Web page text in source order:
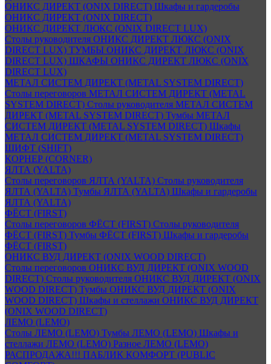
ОНИКС ДИРЕКТ (ONIX DIRECT) Шкафы и гардеробы
ОНИКС ДИРЕКТ (ONIX DIRECT)
ОНИКС ДИРЕКТ ЛЮКС (ONIX DIRECT LUX)
Столы руководителя ОНИКС ДИРЕКТ ЛЮКС (ONIX
DIRECT LUX) ТУМБЫ ОНИКС ДИРЕКТ ЛЮКС (ONIX
DIRECT LUX) ШКАФЫ ОНИКС ДИРЕКТ ЛЮКС (ONIX
DIRECT LUX)
МЕТАЛ СИСТЕМ ДИРЕКТ (METAL SYSTEM DIRECT)
Столы переговоров МЕТАЛ СИСТЕМ ДИРЕКТ (METAL
SYSTEM DIRECT) Столы руководителя МЕТАЛ СИСТЕМ
ДИРЕКТ (METAL SYSTEM DIRECT) Тумбы МЕТАЛ
СИСТЕМ ДИРЕКТ (METAL SYSTEM DIRECT) Шкафы
МЕТАЛ СИСТЕМ ДИРЕКТ (METAL SYSTEM DIRECT)
ШИФТ (SHIFT)
КОРНЕР (CORNER)
ЯЛТА (YALTA)
Столы переговоров ЯЛТА (YALTA) Столы руководителя
ЯЛТА (YALTA) Тумбы ЯЛТА (YALTA) Шкафы и гардеробы
ЯЛТА (YALTA)
ФЁСТ (FIRST)
Столы переговоров ФЁСТ (FIRST) Столы руководителя
ФЁСТ (FIRST) Тумбы ФЁСТ (FIRST) Шкафы и гардеробы
ФЁСТ (FIRST)
ОНИКС ВУД ДИРЕКТ (ONIX WOOD DIRECT)
Столы переговоров ОНИКС ВУД ДИРЕКТ (ONIX WOOD
DIRECT) Столы руководителя ОНИКС ВУД ДИРЕКТ (ONIX
WOOD DIRECT) Тумбы ОНИКС ВУД ДИРЕКТ (ONIX
WOOD DIRECT) Шкафы и стеллажи ОНИКС ВУД ДИРЕКТ
(ONIX WOOD DIRECT)
ЛЕМО (LEMO)
Столы ЛЕМО (LEMO) Тумбы ЛЕМО (LEMO) Шкафы и
стеллажи ЛЕМО (LEMO) Разное ЛЕМО (LEMO)
РАСПРОДАЖА!!! ПАБЛИК КОМФОРТ (PUBLIC